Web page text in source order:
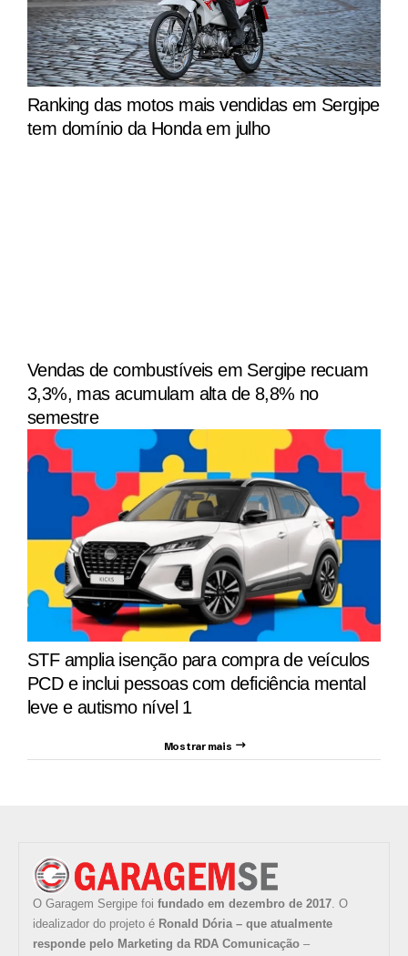
Ranking das motos mais vendidas em Sergipe
tem domínio da Honda em julho
Vendas de combustíveis em Sergipe recuam
3,3%, mas acumulam alta de 8,8% no
semestre
STF amplia isenção para compra de veículos
PCD e inclui pessoas com deficiência mental
leve e autismo nível 1
Mostrar mais
O Garagem Sergipe foi fundado em dezembro de 2017. O
idealizador do projeto é Ronald Dória – que atualmente
responde pelo Marketing da RDA Comunicação –